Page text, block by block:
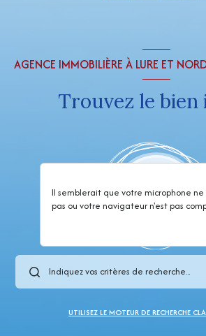
AGENCE IMMOBILIÈRE À LURE ET
Trouvez le bien
Il semblerait que votre microphone
pas ou votre navigateur n'est pas
UTILISEZ LE MOTEUR DE RECHERCHE